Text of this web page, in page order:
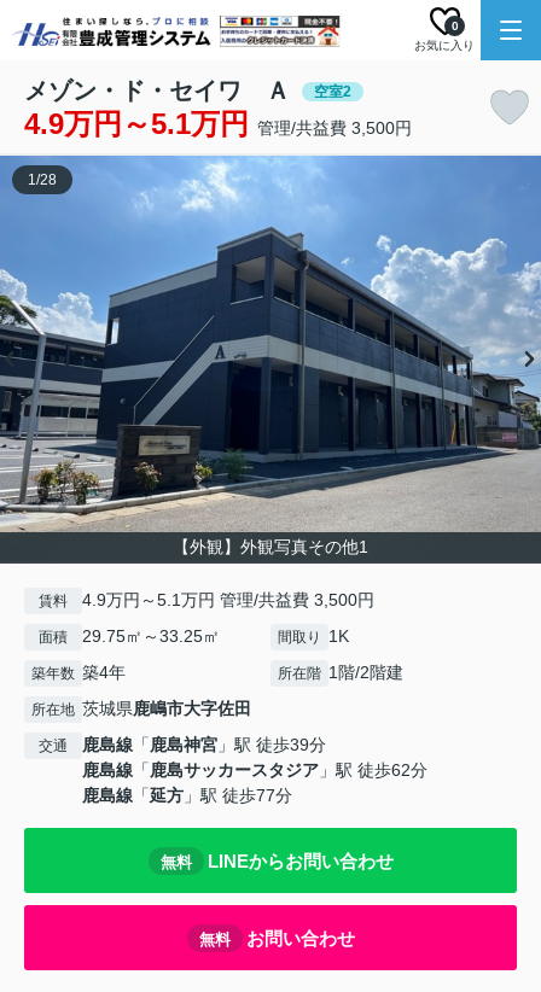
お気に入り
0
メゾン・ド・セイワ Ａ 空室2
4.9万円～5.1万円 管理/共益費 3,500円
【外観】外観写真その他1
1/28
賃料 4.9万円～5.1万円 管理/共益費 3,500円
面積 29.75㎡～33.25㎡ 間取り 1K
築年数 築4年 所在階 1階/2階建
所在地 茨城県鹿嶋市大字佐田
交通 鹿島線 「鹿島神宮 」駅 徒歩39分
鹿島線 「鹿島サッカースタジア 」駅 徒歩62分
鹿島線 「延方 」駅 徒歩77分
無料 LINEからお問い合わせ
無料 お問い合わせ